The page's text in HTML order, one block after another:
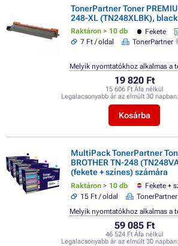
TonerPartner Toner
248-XL (TN248XLBK),
Raktáron > 10 db Fekete
7 Ft / oldal
TonerPartner
19 820 Ft
15 606 Ft Áfa nélkül
Legalacsonyabb ár az elmúlt 30 napban:
Kosárba
Melyik nyomtatókhoz alkalmas a
MultiPack TonerPartner
BROTHER TN-248
(fekete + színes) számára
Raktáron > 10 db Fekete +
15 Ft / oldal
TonerPartner
59 085 Ft
46 524 Ft Áfa nélkül
Legalacsonyabb ár az elmúlt 30 napban:
Melyik nyomtatókhoz alkalmas a